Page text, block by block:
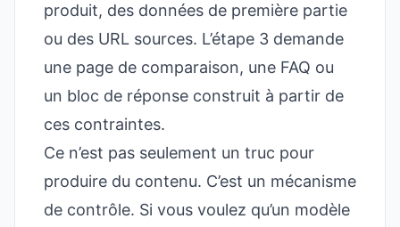
produit, des données de première partie
ou des URL sources. L’étape 3 demande
une page de comparaison, une FAQ ou
un bloc de réponse construit à partir de
ces contraintes.
Ce n’est pas seulement un truc pour
produire du contenu. C’est un mécanisme
de contrôle. Si vous voulez qu’un modèle